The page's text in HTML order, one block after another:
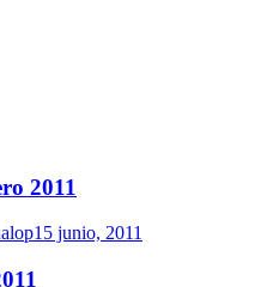
2011
15 junio, 2011